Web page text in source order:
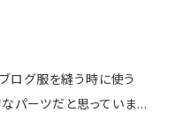
グ服を縫う時に使う
パーツだと思っていま